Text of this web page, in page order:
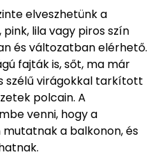
elveszhetünk a
lila vagy piros szín
és változatban elérhető.
fajták is, sőt, ma már
szélű virágokkal tarkított
polcain. A
venni, hogy a
a balkonon, és